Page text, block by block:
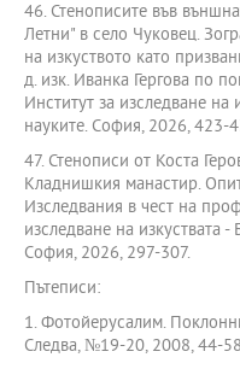
46. Стенописите във
Летни" в село Чуковец.
на изкуството като
д. изк. Иванка Гергова по
Институт за изследване на
науките. София, 2026, 423-
47. Стенописи от Коста
Кладнишкия манастир.
Изследвания в чест на
изследване на изкуствата
София, 2026, 297-307.
Пътеписи:
1. Фотойерусалим.
Следва, №19-20, 2008, 44-